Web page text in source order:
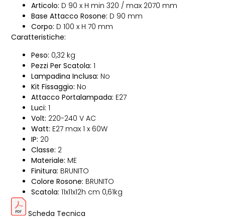
Articolo: D 90 x H min 320 / max 2070 mm
Base Attacco Rosone: D 90 mm
Corpo: D 100 x H 70 mm
Caratteristiche:
Peso: 0,32 kg
Pezzi Per Scatola: 1
Lampadina Inclusa: No
Kit Fissaggio: No
Attacco Portalampada: E27
Luci: 1
Volt: 220-240 V AC
Watt: E27 max 1 x 60W
IP: 20
Classe: 2
Materiale: ME
Finitura: BRUNITO
Colore Rosone: BRUNITO
Scatola: 11x11x12h cm 0,61kg
Scheda Tecnica